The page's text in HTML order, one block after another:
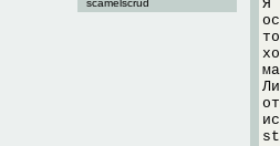
scamelscrud
Я